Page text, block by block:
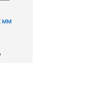
мм